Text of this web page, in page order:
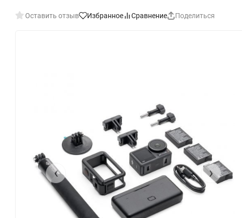
Оставить отзыв Избранное Сравнение Поделиться
‹ ›